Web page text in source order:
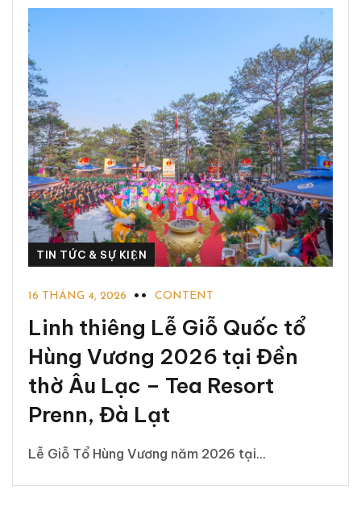
TIN TỨC & SỰ KIỆN
16 THÁNG 4, 2026 CONTENT
Linh thiêng Lễ Giỗ Quốc tổ
Hùng Vương 2026 tại Đền
thờ Âu Lạc – Tea Resort
Prenn, Đà Lạt
Lễ Giỗ Tổ Hùng Vương năm 2026 tại...